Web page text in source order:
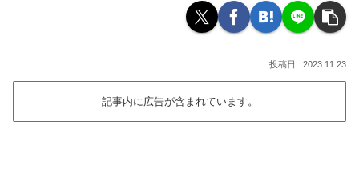
2023.11.23
記事内に広告が含まれています。